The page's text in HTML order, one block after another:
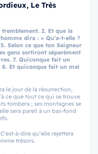
Le Très
2. Et que la
dira : « Qu’a-t-elle ?
Selon ce que ton Seigneur
gens sortiront séparément
7. Quiconque fait un
8. Et quiconque fait un mal
le jour de la résurrection,
ce que tout ce qui se trouve
tombera ; ses montagnes se
sera pareil à un bas-fond
à-dire qu’elle rejettera
trésors.